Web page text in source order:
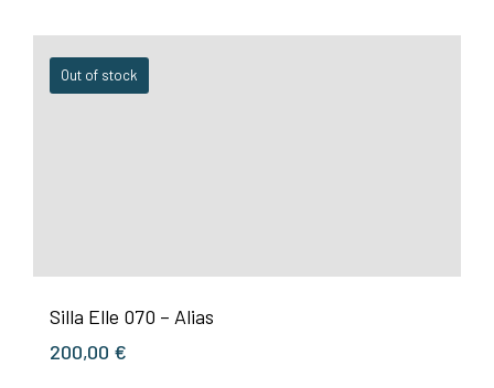
Out of stock
Silla Elle 070 – Alias
200,00 €